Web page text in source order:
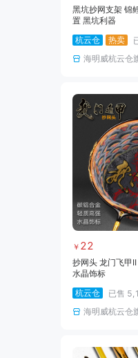
黑坑抄网支架 锦
置 黑坑利器
杭云仓
热卖
海明威杭云仓
￥ 22
抄网头 龙门飞甲
水晶饰标
杭云仓
已售
海明威杭云仓